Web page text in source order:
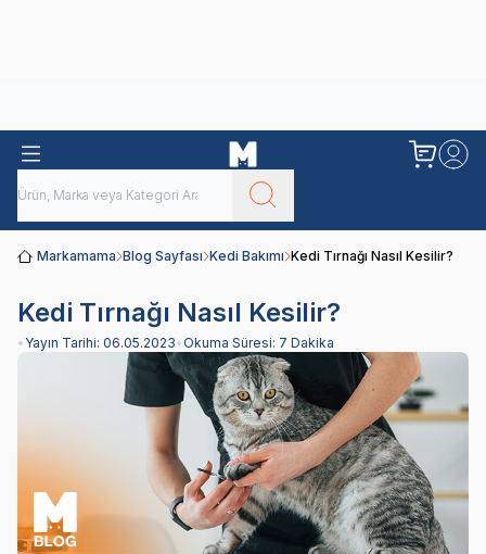
Markamama Blog Sayfası Kedi Bakımı Kedi Tırnağı Nasıl Kesilir?
Kedi Tırnağı Nasıl Kesilir?
• Yayın Tarihi: 06.05.2023•Okuma Süresi: 7 Dakika